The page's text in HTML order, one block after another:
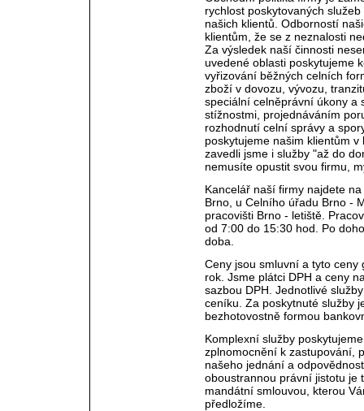
rychlost poskytovaných
našich klientů. Odborností
klientům, že se z neznalosti
Za výsledek naší činnosti
uvedené oblasti poskytujeme
vyřizování běžných celních
zboží v dovozu, vývozu,
speciální celněprávní úkony a
stížnostmi, projednáváním
rozhodnutí celní správy a
poskytujeme našim klientům
zavedli jsme i služby "až do
nemusíte opustit svou firmu,
Kancelář naší firmy najdete
Brno, u Celního úřadu Brno -
pracovišti Brno - letiště.
od 7:00 do 15:30 hod. Po
doba.
Ceny jsou smluvní a tyto
rok. Jsme plátci DPH a ceny
sazbou DPH. Jednotlivé
ceníku. Za poskytnuté služby
bezhotovostně formou
Komplexní služby
zplnomocnění k zastupování,
našeho jednání a
oboustrannou právní jistotu je
mandátní smlouvou, kterou
předložíme.